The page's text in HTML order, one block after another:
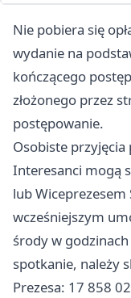
Nie pobiera się
wydanie na
kończącego
złożonego przez
postępowanie.
Osobiste przyjęcia
Interesanci mogą
lub Wiceprezesem
wcześniejszym
środy w
spotkanie, należy
Prezesa: 17 858